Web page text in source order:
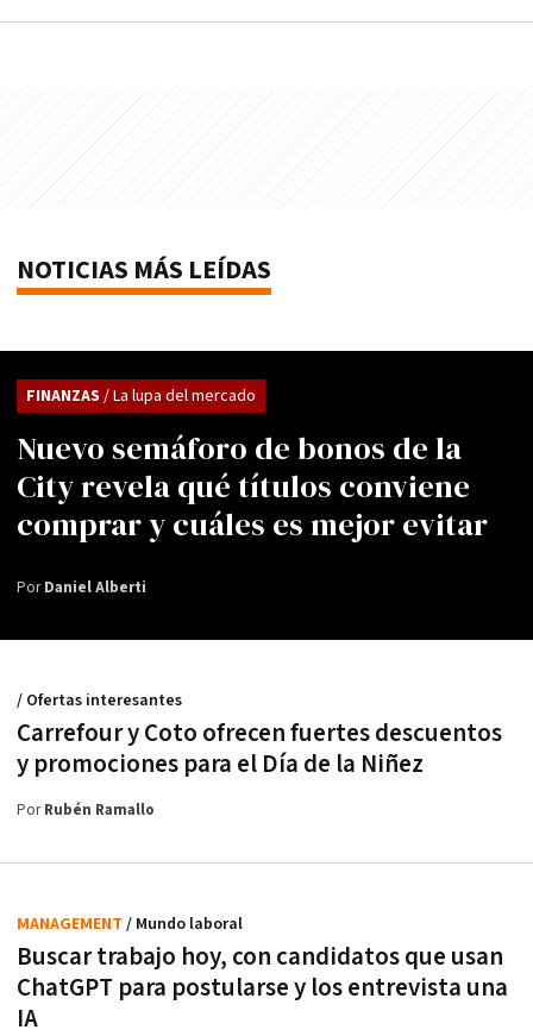
NOTICIAS MÁS LEÍDAS
Nuevo semáforo de bonos de la
City revela qué títulos conviene
comprar y cuáles es mejor evitar
FINANZAS / La lupa del mercado
PorDaniel Alberti
Carrefour y Coto ofrecen fuertes descuentos
y promociones para el Día de la Niñez
/ Ofertas interesantes
PorRubén Ramallo
Buscar trabajo hoy, con candidatos que usan
ChatGPT para postularse y los entrevista una
IA
MANAGEMENT / Mundo laboral